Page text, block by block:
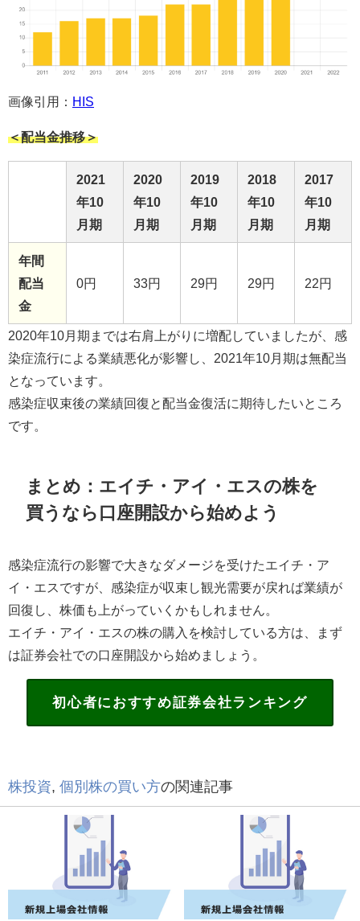
画像引用： HIS
＜配当金推移＞
2021
年10
月期
2020
年10
月期
2019
年10
月期
2018
年10
月期
2017
年10
月期
年間
配当
金
0円 33円 29円 29円 22円
2020年10月期までは右肩上がりに増配していましたが、感
染症流行による業績悪化が影響し、2021年10月期は無配当
となっています。
感染症収束後の業績回復と配当金復活に期待したいところ
です。
まとめ：エイチ・アイ・エスの株を
買うなら口座開設から始めよう
感染症流行の影響で大きなダメージを受けたエイチ・ア
イ・エスですが、感染症が収束し観光需要が戻れば業績が
回復し、株価も上がっていくかもしれません。
エイチ・アイ・エスの株の購入を検討している方は、まず
は証券会社での口座開設から始めましょう。
初心者におすすめ証券会社ランキング
株投資, 個別株の買い方の関連記事